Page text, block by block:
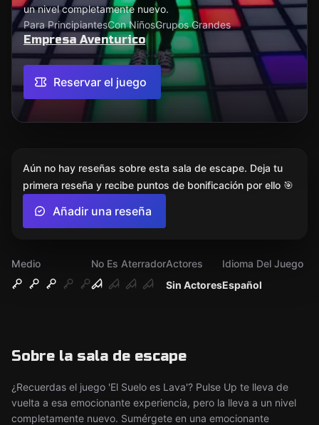
un nivel completamente nuevo.
Para PrincipiantesCon NiñosGrupos Grandes
Empresa Aventurico
Reservar el juego
Medio
No Es Aterrador
Sin Actores
Actores
Español
Idioma Del Juego
Sobre la sala de escape
¿Recuerdas el juego 'El Suelo es Lava'? Pulse Up te lleva de
vuelta a esa emocionante experiencia, pero la lleva a un nivel
completamente nuevo. Sumérgete en una emocionante
Aún no hay reseñas sobre esta sala de escape. Deja tu
primera reseña y recibe puntos de bonificación por ello 🎯
Añadir una reseña